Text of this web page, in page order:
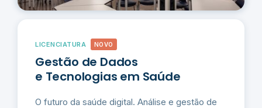
LICENCIATURA NOVO
Gestão de Dados
e Tecnologias em Saúde
O futuro da saúde digital. Análise e gestão de